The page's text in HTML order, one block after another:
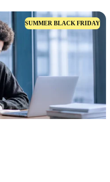
SUMMER BLACK FRIDAY